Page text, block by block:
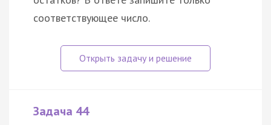
соответствующее число.
Задача 44